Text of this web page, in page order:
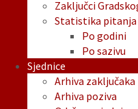
Zaključci
Statistika
Po godini
Po sazivu
Sjednice
Arhiva zaključaka
Arhiva poziva